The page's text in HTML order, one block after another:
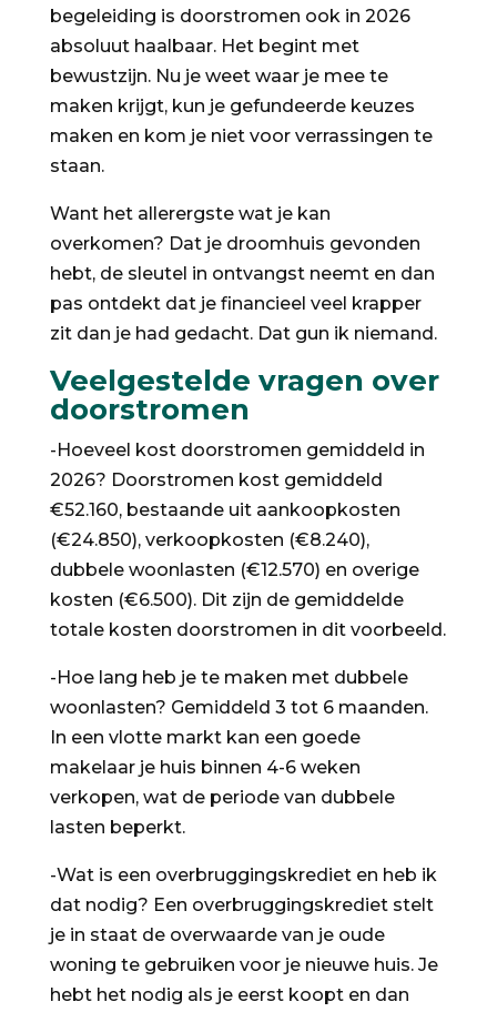
begeleiding is doorstromen ook in 2026
absoluut haalbaar. Het begint met
bewustzijn. Nu je weet waar je mee te
maken krijgt, kun je gefundeerde keuzes
maken en kom je niet voor verrassingen te
staan.
Want het allerergste wat je kan
overkomen? Dat je droomhuis gevonden
hebt, de sleutel in ontvangst neemt en dan
pas ontdekt dat je financieel veel krapper
zit dan je had gedacht. Dat gun ik niemand.
Veelgestelde vragen over
doorstromen
-Hoeveel kost doorstromen gemiddeld in
2026? Doorstromen kost gemiddeld
€52.160, bestaande uit aankoopkosten
(€24.850), verkoopkosten (€8.240),
dubbele woonlasten (€12.570) en overige
kosten (€6.500). Dit zijn de gemiddelde
totale kosten doorstromen in dit voorbeeld.
-Hoe lang heb je te maken met dubbele
woonlasten? Gemiddeld 3 tot 6maanden.
In een vlotte markt kan een goede
makelaar je huis binnen 4-6weken
verkopen,wat de periode van dubbele
lasten beperkt.
-Wat is een overbruggingskrediet en heb ik
dat nodig? Een overbruggingskrediet stelt
je in staat de overwaarde van je oude
woning te gebruiken voor je nieuwe huis. Je
hebt het nodig als je eerst koopt en dan